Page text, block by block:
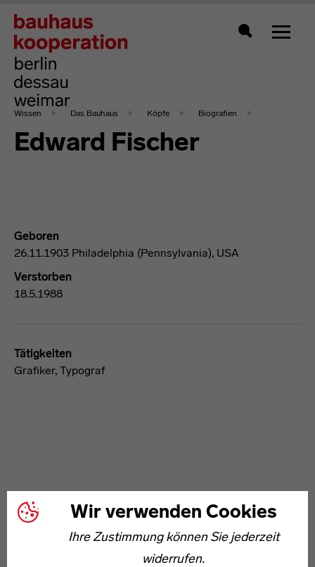
Wir verwenden Cookies
Ihre Zustimmung können Sie jederzeit
widerrufen.
Zeigt
Wissen Das Bauhaus Köpfe Biografien
Edward Fischer
Geboren
26.11.1903 Philadelphia (Pennsylvania), USA
Verstorben
18.5.1988
Tätigkeiten
Grafiker, Typograf